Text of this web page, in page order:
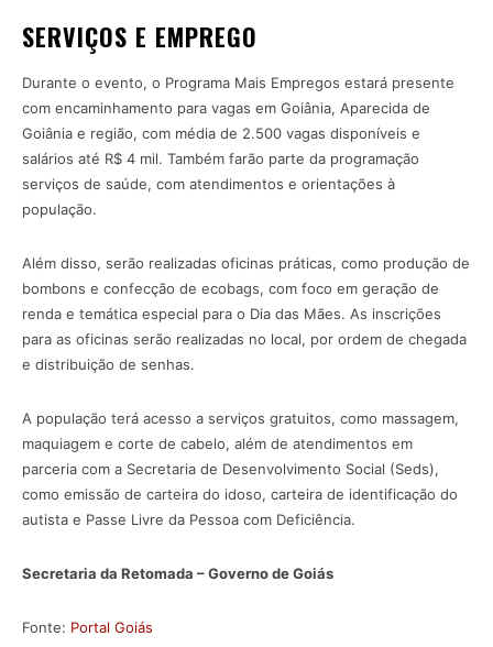
SERVIÇOS E EMPREGO
Durante o evento, o Programa Mais Empregos estará presente
com encaminhamento para vagas em Goiânia, Aparecida de
Goiânia e região, com média de 2.500 vagas disponíveis e
salários até R$ 4 mil. Também farão parte da programação
serviços de saúde, com atendimentos e orientações à
população.
Além disso, serão realizadas oficinas práticas, como produção de
bombons e confecção de ecobags, com foco em geração de
renda e temática especial para o Dia das Mães. As inscrições
para as oficinas serão realizadas no local, por ordem de chegada
e distribuição de senhas.
A população terá acesso a serviços gratuitos, como massagem,
maquiagem e corte de cabelo, além de atendimentos em
parceria com a Secretaria de Desenvolvimento Social (Seds),
como emissão de carteira do idoso, carteira de identificação do
autista e Passe Livre da Pessoa com Deficiência.
Secretaria da Retomada – Governo de Goiás
Fonte: Portal Goiás